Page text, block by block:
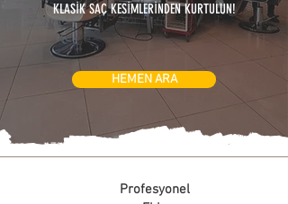
KLASİK SAÇ KESİMLERİNDEN KURTULUN!
HEMEN ARA
Profesyonel